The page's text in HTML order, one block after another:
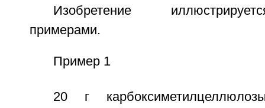
Изобретение
примерами.
Пример 1
20 г